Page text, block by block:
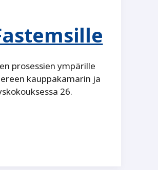
prosessien ympärille
kauppakamarin ja
26.